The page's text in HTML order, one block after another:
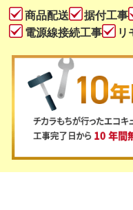
商品配送 据付工事
電源線接続工事
リ